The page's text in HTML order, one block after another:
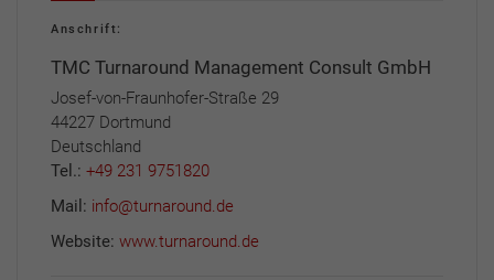
Anschrift:
TMC Turnaround Management Consult GmbH
Josef-von-Fraunhofer-Straße 29
44227 Dortmund
Deutschland
Tel.: +49 231 9751820
Mail: info@turnaround.de
Website: www.turnaround.de